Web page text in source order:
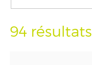
94 résultats